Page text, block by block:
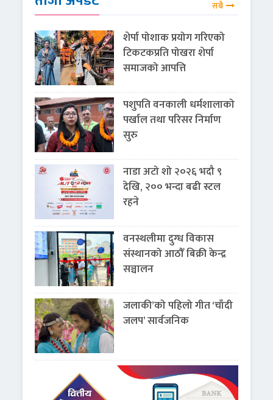
सबै
शेर्पा पोशाक प्रयोग गरिएको
टिकटकप्रति पोखरा शेर्पा
समाजको आपत्ति
पशुपति वनकाली धर्मशालाको
पर्खाल तथा परिसर निर्माण
सुरु
नाडा अटो शो २०२६ भदौ ९
देखि, २०० भन्दा बढी स्टल
रहने
वनस्थलीमा दुग्ध विकास
संस्थानको आठौँ बिक्री केन्द्र
सञ्चालन
जलाकी’को पहिलो गीत ‘चाँदी
जलप’ सार्वजनिक